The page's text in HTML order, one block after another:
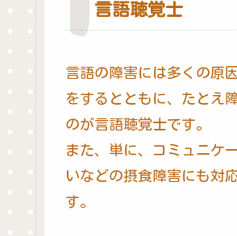
言語聴覚士
言語の障害には多くの原
をするとともに、たとえ
のが言語聴覚士です。
また、単に、コミュニケ
いなどの摂食障害にも対
す。